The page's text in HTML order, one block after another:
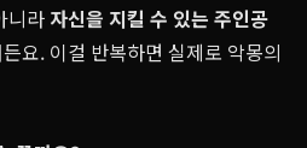
니라 자신을 지킬 수 있는 주인공
요. 이걸 반복하면 실제로 악몽의